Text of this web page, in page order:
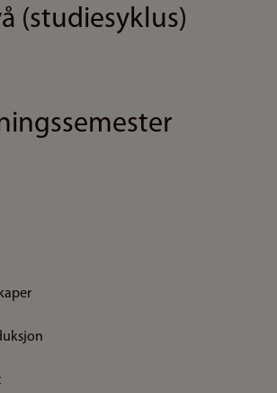
(studiesyklus)